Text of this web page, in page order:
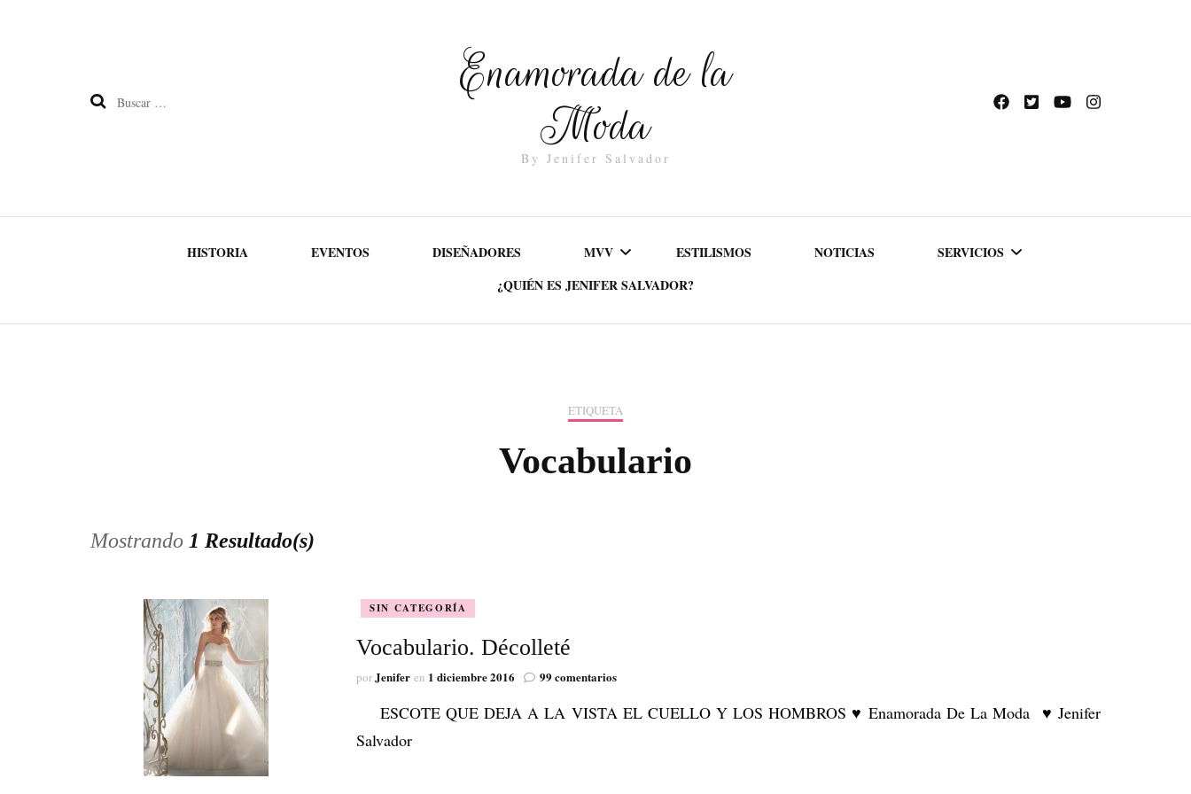
Buscar:
Enamorada de la
Moda
By Jenifer Salvador
HISTORIA EVENTOS DISEÑADORES MVV
VISIÓN
ESTILISMOS NOTICIAS SERVICIOS
¿QUIÉN ES JENIFER SALVADOR?
ETIQUETA
Vocabulario
Mostrando 1 Resultado(s)
SIN CATEGORÍA
Vocabulario. Décolleté
porJenifer en 1 diciembre 2016 99 comentariosen
Décolleté
ESCOTE QUE DEJA A LA VISTA EL CUELLO Y LOS HOMBROS ♥ Enamorada De La Moda ♥ Jenifer
Salvador